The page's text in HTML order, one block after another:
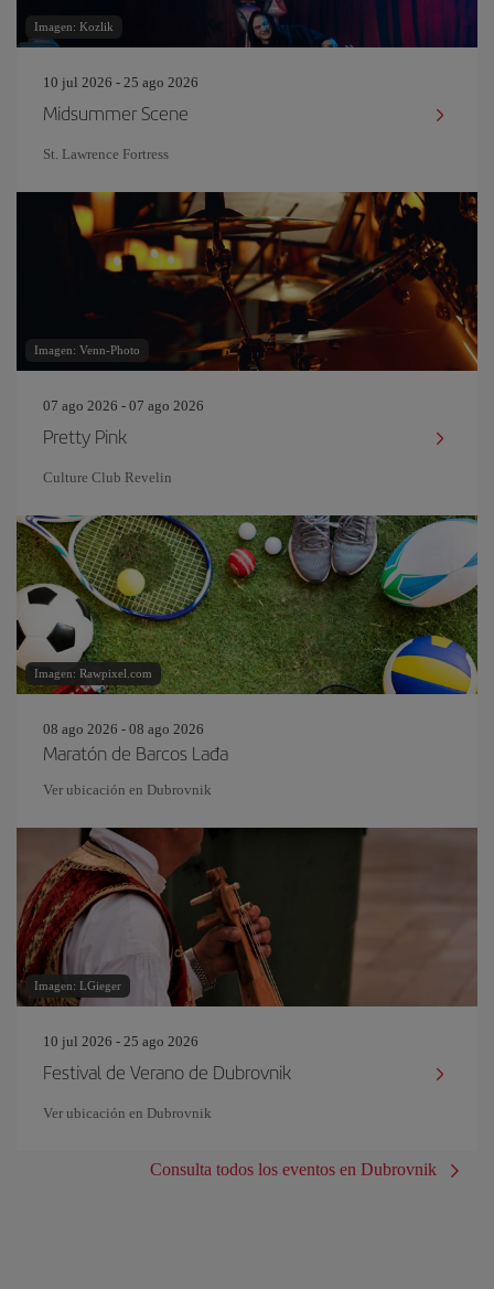
Imagen: Kozlik
10 jul 2026 - 25 ago 2026
Midsummer Scene
St. Lawrence Fortress
Imagen: Venn-Photo
07 ago 2026 - 07 ago 2026
Pretty Pink
Culture Club Revelin
Imagen: Rawpixel.com
08 ago 2026 - 08 ago 2026
Maratón de Barcos Lađa
Ver ubicación en Dubrovnik
Imagen: LGieger
10 jul 2026 - 25 ago 2026
Festival de Verano de Dubrovnik
Ver ubicación en Dubrovnik
Consulta todos los eventos en Dubrovnik